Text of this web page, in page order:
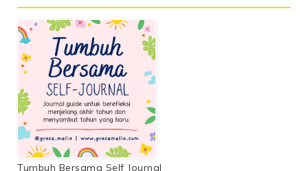
Tumbuh Bersama Self Journal